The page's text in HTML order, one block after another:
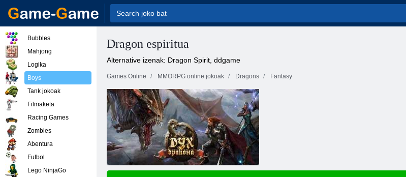
Dragon espiritua
Alternative izenak: Dragon Spirit, ddgame
Games Online MMORPG online jokoak Dragons Fantasy
Bubbles
Mahjong
Logika
Boys
Tank jokoak
Filmaketa
Racing Games
Zombies
Abentura
Futbol
Lego NinjaGo